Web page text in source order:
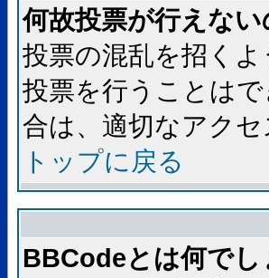
何故投票が行えな
投票の混乱を招く
投票を行うことは
合は、適切なアク
トップに戻る
BBCodeとは何でし